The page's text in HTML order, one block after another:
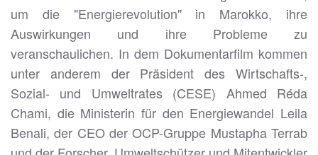
um die "Energierevolution" in Marokko, ihre
Auswirkungen und ihre Probleme zu
veranschaulichen. In dem Dokumentarfilm kommen
unter anderem der Präsident des Wirtschafts-,
Sozial- und Umweltrates (CESE) Ahmed Réda
Chami, die Ministerin für den Energiewandel Leila
Benali, der CEO der OCP-Gruppe Mustapha Terrab